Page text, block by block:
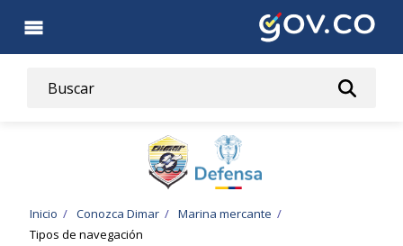
contenido
Ruta
Inicio Conozca Dimar
Marina mercante
Tipos de navegación